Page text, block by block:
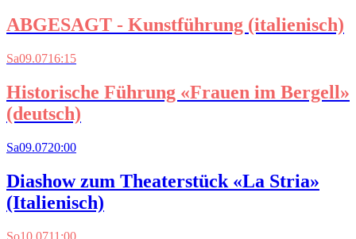
ABGESAGT - Kunstführung (italienisch)
Sa09.0716:15
Historische Führung «Frauen im Bergell»
(deutsch)
Sa09.0720:00
Diashow zum Theaterstück «La Stria»
(Italienisch)
So10.0711:00